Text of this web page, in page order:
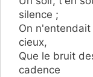
silence ;
On
cieux,
Que le bruit
cadence